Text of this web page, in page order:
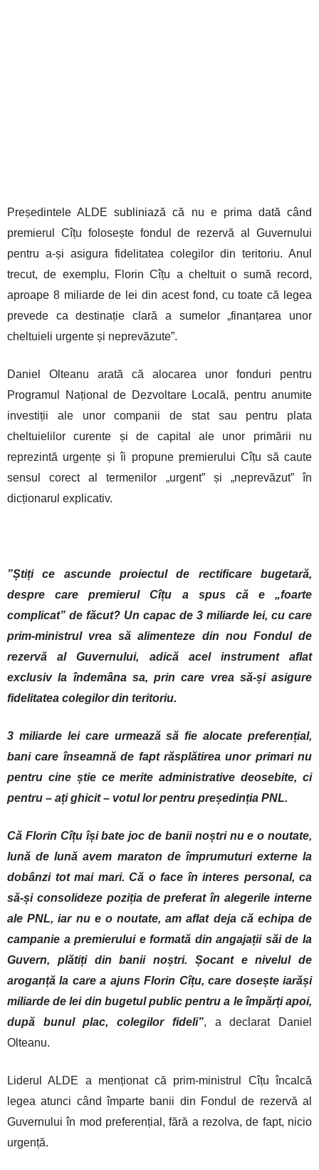
Președintele ALDE subliniază că nu e prima dată când
premierul Cîțu folosește fondul de rezervă al Guvernului
pentru a-și asigura fidelitatea colegilor din teritoriu. Anul
trecut, de exemplu, Florin Cîțu a cheltuit o sumă record,
aproape 8 miliarde de lei din acest fond, cu toate că legea
prevede ca destinație clară a sumelor „finanțarea unor
cheltuieli urgente și neprevăzute”.
Daniel Olteanu arată că alocarea unor fonduri pentru
Programul Național de Dezvoltare Locală, pentru anumite
investiții ale unor companii de stat sau pentru plata
cheltuielilor curente și de capital ale unor primării nu
reprezintă urgențe și îi propune premierului Cîțu să caute
sensul corect al termenilor „urgent” și „neprevăzut” în
dicționarul explicativ.
”Știți ce ascunde proiectul de rectificare bugetară,
despre care premierul Cîțu a spus că e „foarte
complicat” de făcut? Un capac de 3 miliarde lei, cu care
prim-ministrul vrea să alimenteze din nou Fondul de
rezervă al Guvernului, adică acel instrument aflat
exclusiv la îndemâna sa, prin care vrea să-și asigure
fidelitatea colegilor din teritoriu.
3 miliarde lei care urmează să fie alocate preferențial,
bani care înseamnă de fapt răsplătirea unor primari nu
pentru cine știe ce merite administrative deosebite, ci
pentru – ați ghicit – votul lor pentru președinția PNL.
Că Florin Cîțu își bate joc de banii noștri nu e o noutate,
lună de lună avem maraton de împrumuturi externe la
dobânzi tot mai mari. Că o face în interes personal, ca
să-și consolideze poziția de preferat în alegerile interne
ale PNL, iar nu e o noutate, am aflat deja că echipa de
campanie a premierului e formată din angajații săi de la
Guvern, plătiți din banii noștri. Șocant e nivelul de
aroganță la care a ajuns Florin Cîțu, care dosește iarăși
miliarde de lei din bugetul public pentru a le împărți apoi,
după bunul plac, colegilor fideli”, a declarat Daniel
Olteanu.
Liderul ALDE a menționat că prim-ministrul Cîțu încalcă
legea atunci când împarte banii din Fondul de rezervă al
Guvernului în mod preferențial, fără a rezolva, de fapt, nicio
urgență.